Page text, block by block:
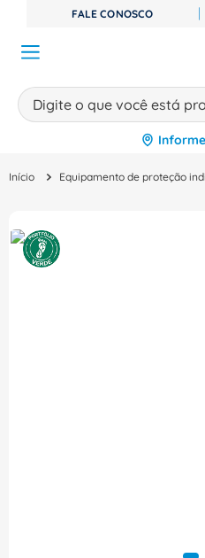
FALE CONOSCO
Digite o que você está
Equipamento de proteção
TERMOS MAIS BUSCADOS
º disjuntor
3º